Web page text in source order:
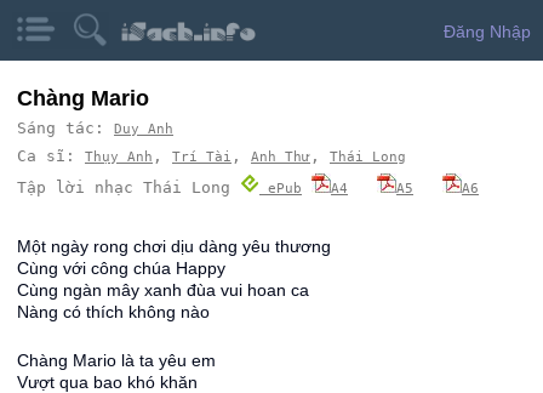
Đăng Nhập
Chàng Mario
Sáng tác: Duy Anh
Ca sĩ: Thụy Anh , Trí Tài , Anh Thư , Thái Long
Tập lời nhạc Thái Long ePub A4 A5 A6
Một ngày rong chơi dịu dàng yêu thương
Cùng với công chúa Happy
Cùng ngàn mây xanh đùa vui hoan ca
Nàng có thích không nào
Chàng Mario là ta yêu em
Vượt qua bao khó khăn